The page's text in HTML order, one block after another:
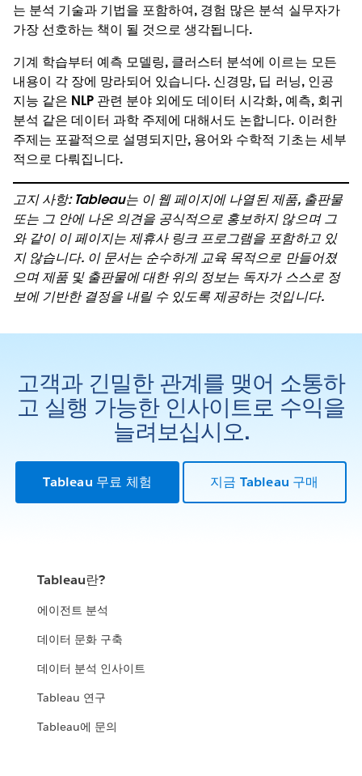
는 분석 기술과 기법을 포함하여, 경험 많은 분석 실무자가
가장 선호하는 책이 될 것으로 생각됩니다.
기계 학습부터 예측 모델링, 클러스터 분석에 이르는 모든
내용이 각 장에 망라되어 있습니다. 신경망, 딥 러닝, 인공
지능 같은 NLP 관련 분야 외에도 데이터 시각화, 예측, 회귀
분석 같은 데이터 과학 주제에 대해서도 논합니다. 이러한
주제는 포괄적으로 설명되지만, 용어와 수학적 기초는 세부
적으로 다뤄집니다.
고지 사항: Tableau는 이 웹 페이지에 나열된 제품, 출판물
또는 그 안에 나온 의견을 공식적으로 홍보하지 않으며 그
와 같이 이 페이지는 제휴사 링크 프로그램을 포함하고 있
지 않습니다. 이 문서는 순수하게 교육 목적으로 만들어졌
으며 제품 및 출판물에 대한 위의 정보는 독자가 스스로 정
보에 기반한 결정을 내릴 수 있도록 제공하는 것입니다.
고객과 긴밀한 관계를 맺어 소통하
고 실행 가능한 인사이트로 수익을
늘려보십시오.
Tableau 무료 체험 지금 Tableau 구매
Tableau란?
에이전트 분석
데이터 문화 구축
데이터 분석 인사이트
Tableau 연구
Tableau에 문의